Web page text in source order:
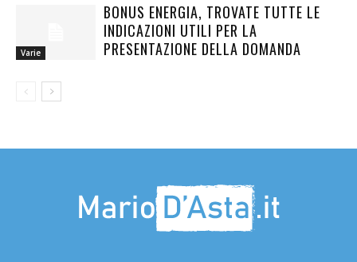
Varie
BONUS ENERGIA, TROVATE TUTTE LE
INDICAZIONI UTILI PER LA
PRESENTAZIONE DELLA DOMANDA